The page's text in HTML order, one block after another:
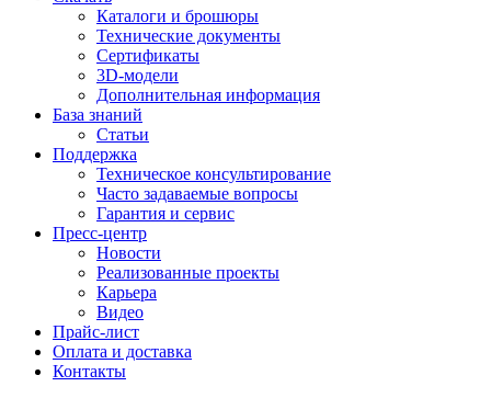
Каталоги и брошюры
Технические документы
Сертификаты
3D-модели
Дополнительная информация
База знаний
Статьи
Поддержка
Техническое консультирование
Часто задаваемые вопросы
Гарантия и сервис
Пресс-центр
Новости
Реализованные проекты
Карьера
Видео
Прайс-лист
Оплата и доставка
Контакты